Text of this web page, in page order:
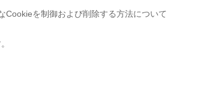
を制御および削除する方法について